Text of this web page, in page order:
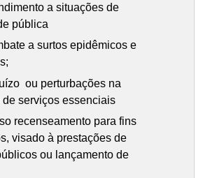
a situações de
pública
a surtos epidêmicos e
ou perturbações na
de serviços essenciais
recenseamento para fins
visado à prestações de
ou lançamento de